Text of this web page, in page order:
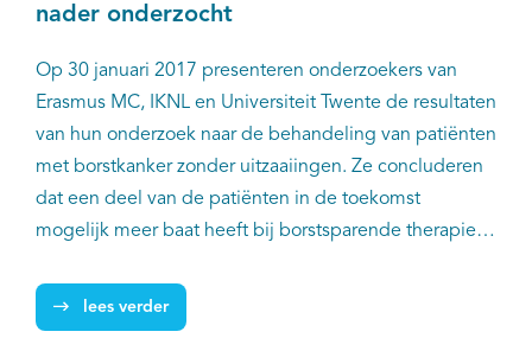
nader onderzocht
Op 30 januari 2017 presenteren onderzoekers van
Erasmus MC, IKNL en Universiteit Twente de resultaten
van hun onderzoek naar de behandeling van patiënten
met borstkanker zonder uitzaaiingen. Ze concluderen
dat een deel van de patiënten in de toekomst
mogelijk meer baat heeft bij borstsparende therapie.
werd echter ook gekeken naar doodsoorzaken en naar
subgroepen, bijvoorbeeld patiënten met bijkomende
lees verder